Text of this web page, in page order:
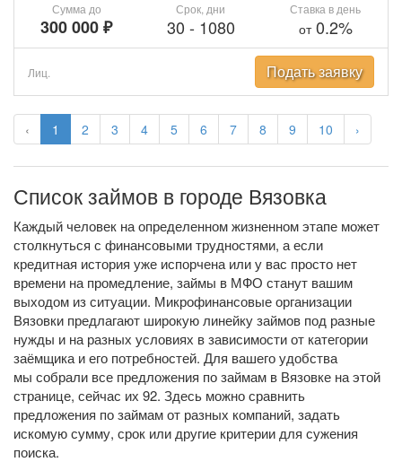
‹ 1 2 3 4 5 6 7 8 9 10 ›
Сумма до
300 000 ₽
Срок, дни
30 - 1080
Ставка в день
от0.2%
Лиц. Подать заявку
Список займов в городе Вязовка
Каждый человек на определенном жизненном этапе может
столкнуться с финансовыми трудностями, а если
кредитная история уже испорчена или у вас просто нет
времени на промедление, займы в МФО станут вашим
выходом из ситуации. Микрофинансовые организации
Вязовки предлагают широкую линейку займов под разные
нужды и на разных условиях в зависимости от категории
заёмщика и его потребностей. Для вашего удобства
мы собрали все предложения по займам в Вязовке на этой
странице, сейчас их 92. Здесь можно сравнить
предложения по займам от разных компаний, задать
искомую сумму, срок или другие критерии для сужения
поиска.